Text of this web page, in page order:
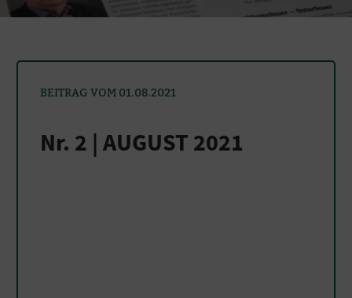
BEITRAG VOM 01.08.2021
Nr. 2 | AUGUST 2021